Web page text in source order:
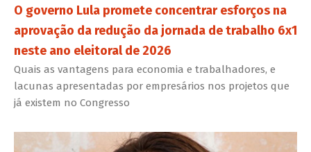
O governo Lula promete concentrar esforços na
aprovação da redução da jornada de trabalho 6x1
neste ano eleitoral de 2026
Quais as vantagens para economia e trabalhadores, e
lacunas apresentadas por empresários nos projetos que
já existem no Congresso